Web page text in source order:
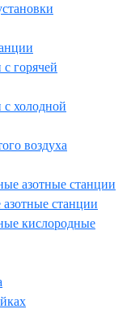
горячей
холодной
воздуха
азотные станции
станции
кислородные